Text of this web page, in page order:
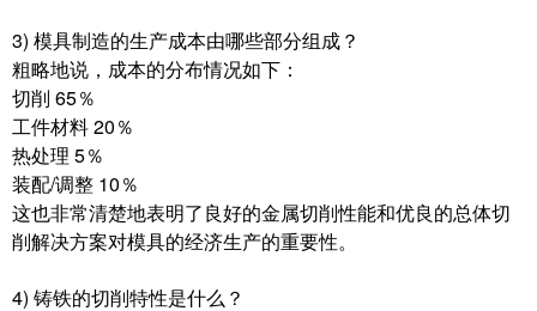
3) 模具制造的生产成本由哪些部分组成？
粗略地说，成本的分布情况如下：
切削 65％
工件材料 20％
热处理 5％
装配/调整 10％
这也非常清楚地表明了良好的金属切削性能和优良的总体切
削解决方案对模具的经济生产的重要性。
4) 铸铁的切削特性是什么？